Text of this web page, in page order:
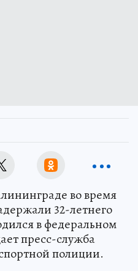
во время
32-летнего
в федеральном
пресс-служба
полиции.